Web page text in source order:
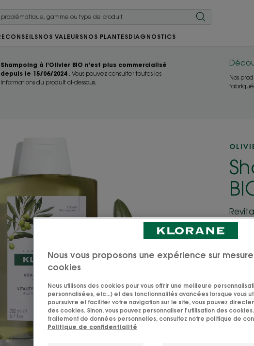
CONSEILSNOS VALEURSNOS PLANTESDIAGNOSTICS
Shampoing à l'Olivier BIO n'est plus commercialisé
depuis le 15/06/2024 . Vous pouvez consulter toutes les
informations du produit ci-dessous.
Nos
Le
Nous vous proposons une expérience sur
cookies
Nous utilisons des cookies pour vous offrir une meilleure
personnalisées, etc...) et des fonctionnalités avancées lorsque vous
poursuivre et faciliter votre navigation sur le site, vous pouvez
des cookies. Sinon, vous pouvez personnaliser l'utilisation des
traitement de données personnelles, consultez notre politique de
Politique de confidentialité